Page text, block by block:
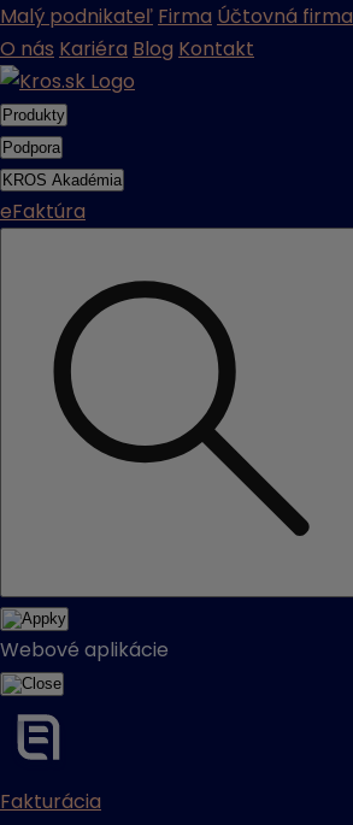
Malý podnikateľ Firma Účtovná firma
O nás Kariéra Blog Kontakt
Produkty
Podpora
KROS Akadémia
eFaktúra
Webové aplikácie
Fakturácia